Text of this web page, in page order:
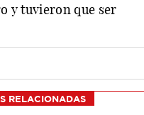
y tuvieron que ser
RELACIONADAS